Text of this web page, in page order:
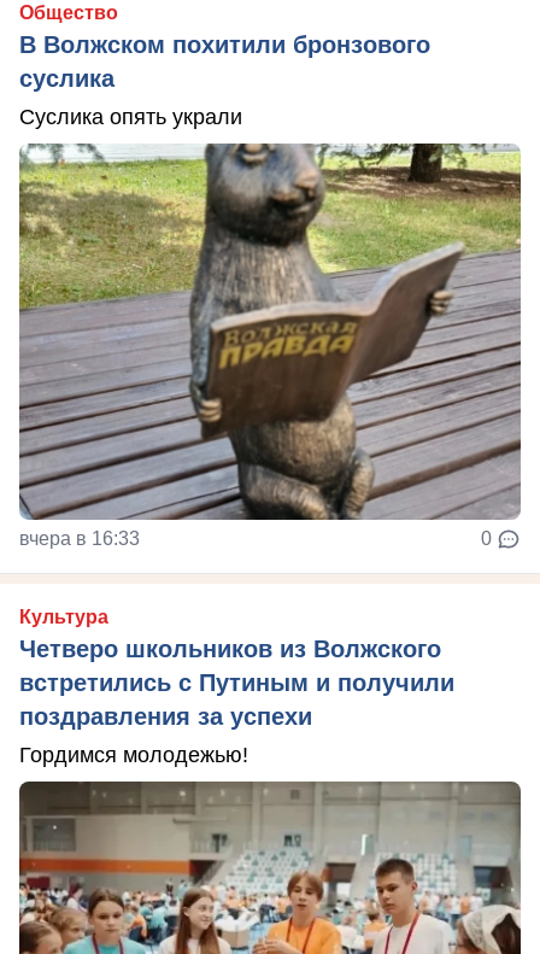
Общество
В Волжском похитили бронзового
суслика
Суслика опять украли
вчера в 16:33 0
Культура
Четверо школьников из Волжского
встретились с Путиным и получили
поздравления за успехи
Гордимся молодежью!